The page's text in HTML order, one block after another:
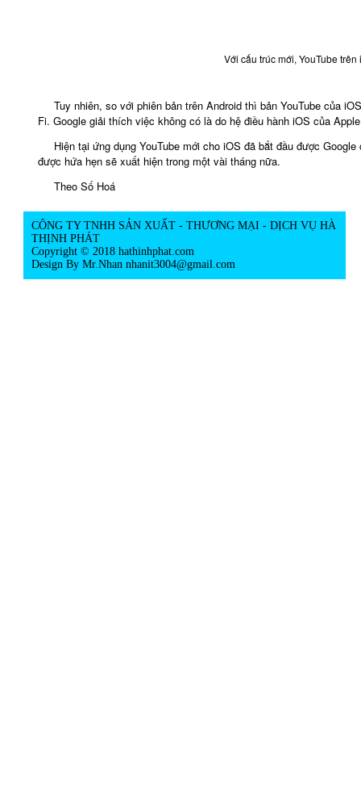
Với cấu trúc mới, YouTube
Tuy nhiên, so với phiên bản trên Android thì bản YouTube của
Fi. Google giải thích việc không có là do hệ điều hành iOS của
Hiện tại ứng dụng YouTube mới cho iOS đã bắt đầu được
được hứa hẹn sẽ xuất hiện trong một vài tháng nữa.
Theo Số Hoá
CÔNG TY TNHH SẢN XUẤT - THƯƠNG MẠI - DỊCH VỤ HÀ
THỊNH PHÁT
Copyright © 2018 hathinhphat.com
Design By Mr.Nhan nhanit3004@gmail.com